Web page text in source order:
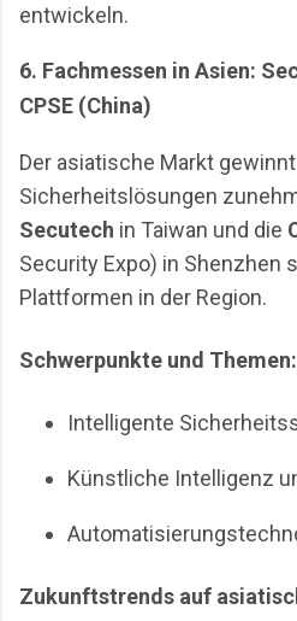
entwickeln.
6. Fachmessen in Asien:
CPSE (China)
Der asiatische Markt
Sicherheitslösungen
Secutech in Taiwan und die
Security Expo) in Shenzhen
Plattformen in der Region.
Schwerpunkte und Themen:
Intelligente
Künstliche Intelligenz
Zukunftstrends auf